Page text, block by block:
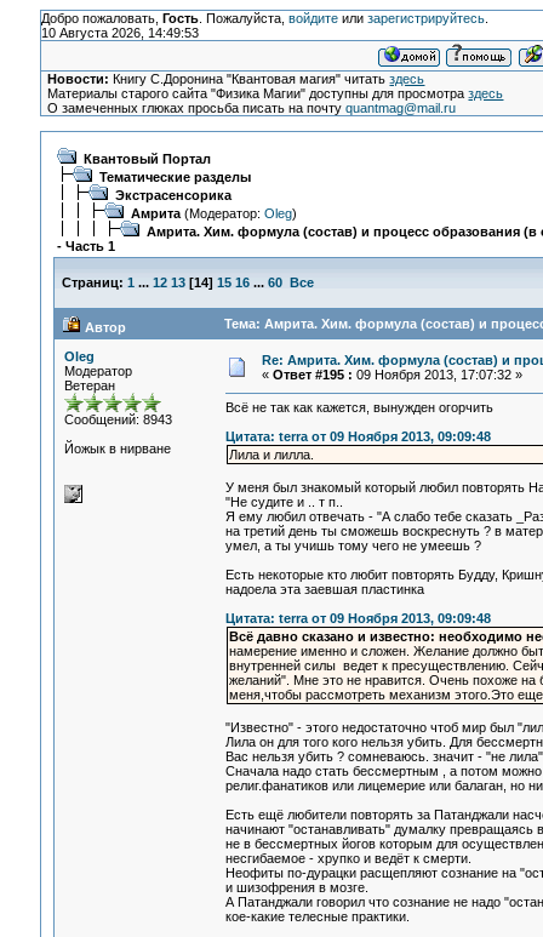
Добро пожаловать, Гость. Пожалуйста, войдитеили зарегистрируйтесь.
10 Августа 2026, 14:49:53
Новости: Книгу С.Доронина "Квантовая магия" читатьздесь
Материалы старого сайта "Физика Магии" доступны для просмотраздесь
О замеченных глюках просьба писать на почтуquantmag@mail.ru
Квантовый Портал
Тематические разделы
Экстрасенсорика
Амрита(Модератор: Oleg)
Амрита. Хим. формула (состав) и процесс образования (в
- Часть 1
Страниц: 1 ... 12 13[14] 15 16 ... 60 Все
Автор Тема: Амрита. Хим. формула (состав) и
Oleg
Модератор
Ветеран
Сообщений: 8943
Йожык в нирване
Re: Амрита. Хим. формула (состав) и
« Ответ #195 : 09 Ноября 2013, 17:07:32 »
Всё не так как кажется, вынужден огорчить
Цитата: terra от 09 Ноября 2013, 09:09:48
Лила и лилла.
У меня был знакомый который любил повторять
"Не судите и .. т п..
Я ему любил отвечать - "А слабо тебе сказать
на третий день ты сможешь воскреснуть ? в
умел, а ты учишь тому чего не умеешь ?
Есть некоторые кто любит повторять Будду,
надоела эта заевшая пластинка
Цитата: terra от 09 Ноября 2013, 09:09:48
Всё давно сказано и известно: необходимо
намерение именно и сложен. Желание должно
внутренней силы ведет к пресуществлению.
желаний". Мне это не нравится. Очень похоже
меня,чтобы рассмотреть механизм этого.Это
"Известно" - этого недостаточно чтоб мир был
Лила он для того кого нельзя убить. Для
Вас нельзя убить ? сомневаюсь. значит - "не
Сначала надо стать бессмертным , а потом
религ.фанатиков или лицемерие или балаган, но
Есть ещё любители повторять за Патанджали
начинают "останавливать" думалку превращаясь
не в бессмертных йогов которым для
несгибаемое - хрупко и ведёт к смерти.
Неофиты по-дурацки расщепляют сознание на
и шизофрения в мозге.
А Патанджали говорил что сознание не надо
кое-какие телесные практики.